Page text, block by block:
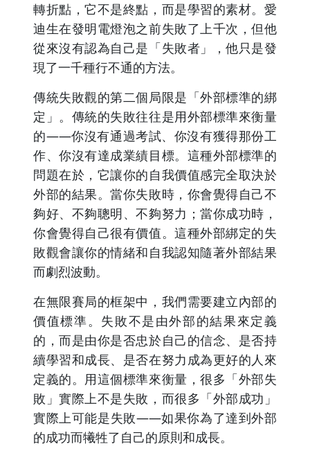
轉折點，它不是終點，而是學習的素材。愛
迪生在發明電燈泡之前失敗了上千次，但他
從來沒有認為自己是「失敗者」，他只是發
現了一千種行不通的方法。
傳統失敗觀的第二個局限是「外部標準的綁
定」。傳統的失敗往往是用外部標準來衡量
的——你沒有通過考試、你沒有獲得那份工
作、你沒有達成業績目標。這種外部標準的
問題在於，它讓你的自我價值感完全取決於
外部的結果。當你失敗時，你會覺得自己不
夠好、不夠聰明、不夠努力；當你成功時，
你會覺得自己很有價值。這種外部綁定的失
敗觀會讓你的情緒和自我認知隨著外部結果
而劇烈波動。
在無限賽局的框架中，我們需要建立內部的
價值標準。失敗不是由外部的結果來定義
的，而是由你是否忠於自己的信念、是否持
續學習和成長、是否在努力成為更好的人來
定義的。用這個標準來衡量，很多「外部失
敗」實際上不是失敗，而很多「外部成功」
實際上可能是失敗——如果你為了達到外部
的成功而犧牲了自己的原則和成長。